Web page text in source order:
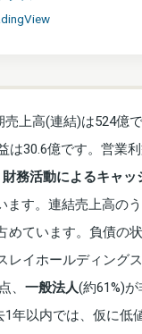
上高(連結)は524億
は30.6億です。営業
財務活動によるキャッ
ます。連結売上高の
めています。負債の
イホールディング
、 一般法人(約61%)
年以内では、仮に低